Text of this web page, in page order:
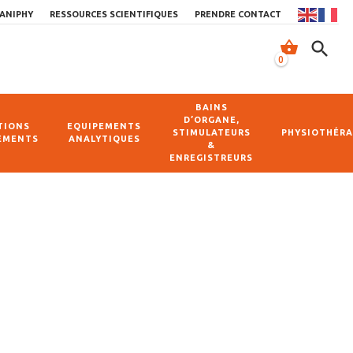
0
shopping_basket search
RESSOURCES SCIENTIFIQUES PRENDRE CONTACT
EQUIPEMENTS
ANALYTIQUES
BAINS
D’ORGANE,
STIMULATEURS
&
ENREGISTREURS